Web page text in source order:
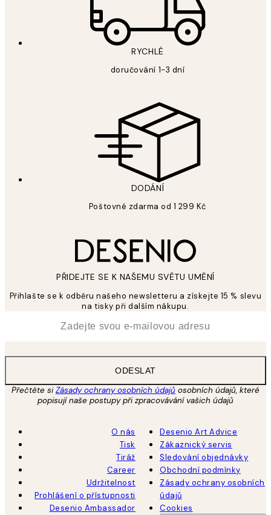
RYCHLÉ
doručování 1-3 dní
DODÁNÍ
Poštovné zdarma od 1 299 Kč
PŘIDEJTE SE K NAŠEMU SVĚTU UMĚNÍ
Přihlašte se k odběru našeho newsletteru a získejte 15 % slevu
na tisky při dalším nákupu.
ODESLAT
Přečtěte siZásady ochrany osobních údajů osobních údajů, které
popisují naše postupy při zpracovávání vašich údajů
O nás
Tisk
Tiráž
Career
Udržitelnost
Prohlášení o přístupnosti
Desenio Ambassador
Desenio Art Advice
Zákaznický servis
Sledování objednávky
Obchodní podmínky
Zásady ochrany osobních
údajů
Cookies